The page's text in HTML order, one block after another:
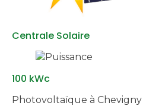
Centrale Solaire
100 kWc
Photovoltaïque à